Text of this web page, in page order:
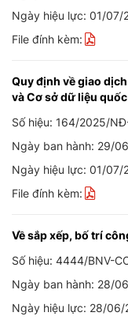
Ngày hiệu lực: 01/07/
File đính kèm:
Quy định về giao
và Cơ sở dữ liệu
Số hiệu: 164/2025/
Ngày ban hành: 29/
Ngày hiệu lực: 01/07/
File đính kèm:
Về sắp xếp, bố trí
Số hiệu: 4444/BNV-
Ngày ban hành: 28/
Ngày hiệu lực: 28/06/